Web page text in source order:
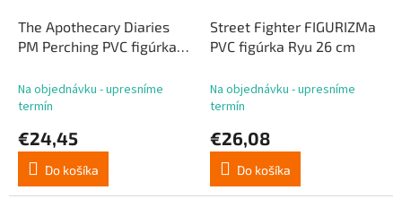
The Apothecary Diaries
PM Perching PVC figúrka
14 cm
Na objednávku - upresníme
termín
€24,45
Do košíka
Street Fighter FIGURIZMa
PVC figúrka Ryu 26 cm
Na objednávku - upresníme
termín
€26,08
Do košíka